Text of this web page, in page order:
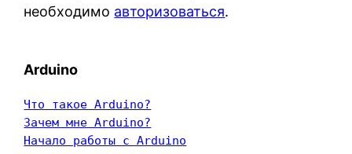
необходимо авторизоваться.
Arduino
Что такое Arduino?
Зачем мне Arduino?
Начало работы с Arduino